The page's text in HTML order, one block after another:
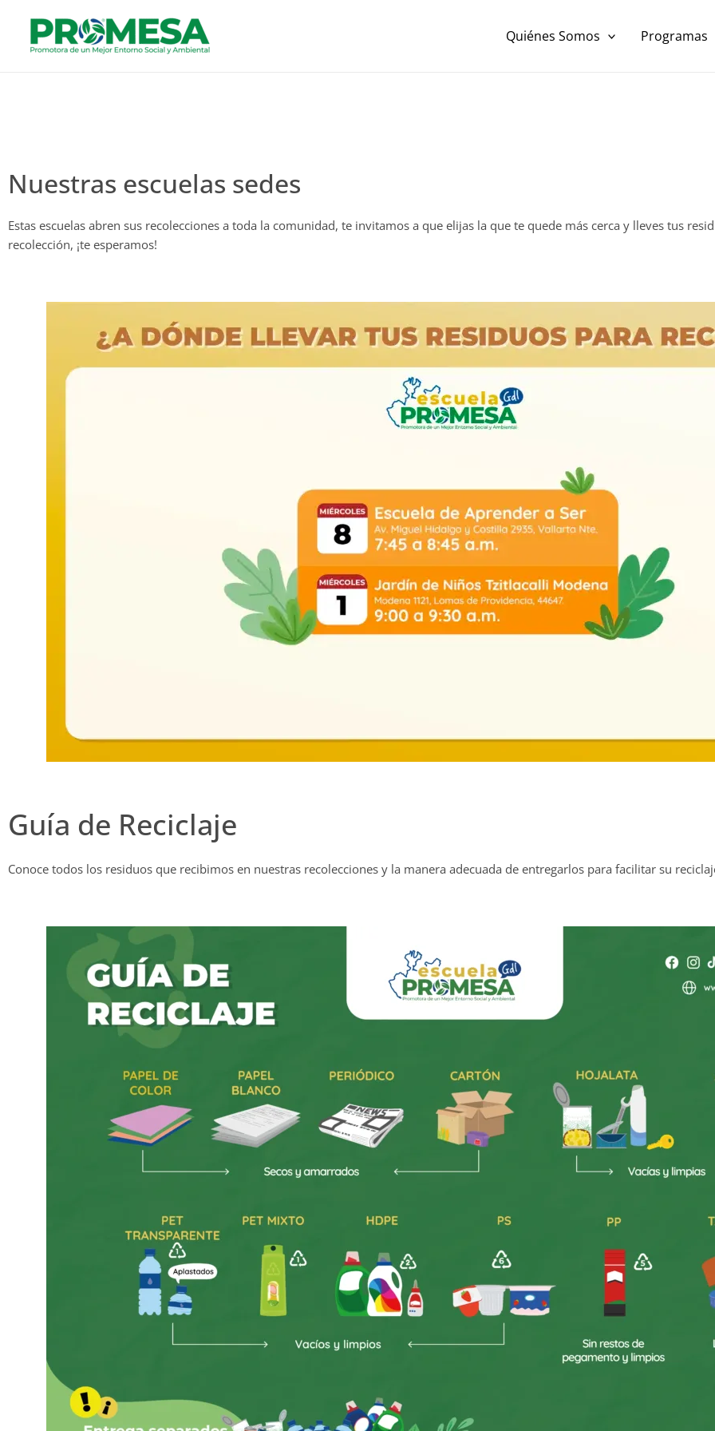
contenido
Quiénes Somos Programas
Nuestras escuelas sedes
Estas escuelas abren sus recolecciones a toda la comunidad, te invitamos a que elijas la que te quede más cerca y lleves tus
recolección, ¡te esperamos!
Guía de Reciclaje
Conoce todos los residuos que recibimos en nuestras recolecciones y la manera adecuada de entregarlos para facilitar su